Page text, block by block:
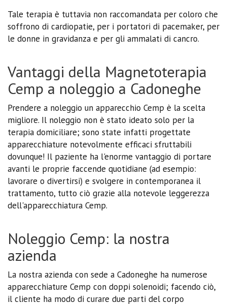
Tale terapia è tuttavia non raccomandata per coloro che
soffrono di cardiopatie, per i portatori di pacemaker, per
le donne in gravidanza e per gli ammalati di cancro.
Vantaggi della Magnetoterapia
Cemp a noleggio a Cadoneghe
Prendere a noleggio un apparecchio Cemp è la scelta
migliore. Il noleggio non è stato ideato solo per la
terapia domiciliare; sono state infatti progettate
apparecchiature notevolmente efficaci sfruttabili
dovunque! Il paziente ha l'enorme vantaggio di portare
avanti le proprie faccende quotidiane (ad esempio:
lavorare o divertirsi) e svolgere in contemporanea il
trattamento, tutto ciò grazie alla notevole leggerezza
dell'apparecchiatura Cemp.
Noleggio Cemp: la nostra
azienda
La nostra azienda con sede a Cadoneghe ha numerose
apparecchiature Cemp con doppi solenoidi; facendo ciò,
il cliente ha modo di curare due parti del corpo